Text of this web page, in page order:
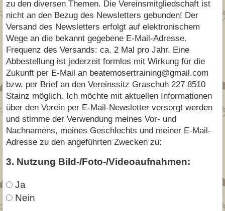
zu den diversen Themen. Die Vereinsmitgliedschaft ist
nicht an den Bezug des Newsletters gebunden! Der
Versand des Newsletters erfolgt auf elektronischem
Wege an die bekannt gegebene E-Mail-Adresse.
Frequenz des Versands: ca. 2 Mal pro Jahr. Eine
Abbestellung ist jederzeit formlos mit Wirkung für die
Zukunft per E-Mail an beatemosertraining@gmail.com
bzw. per Brief an den Vereinssitz Graschuh 227 8510
Stainz möglich. Ich möchte mit aktuellen Informationen
über den Verein per E-Mail-Newsletter versorgt werden
und stimme der Verwendung meines Vor- und
Nachnamens, meines Geschlechts und meiner E-Mail-
Adresse zu den angeführten Zwecken zu:
3. Nutzung Bild-/Foto-/Videoaufnahmen:
Ja
Nein